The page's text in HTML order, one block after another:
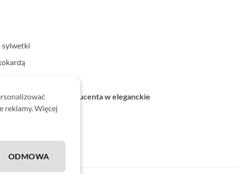
sylwetki
przez producenta w eleganckie
reklamy. Więcej
ODMOWA